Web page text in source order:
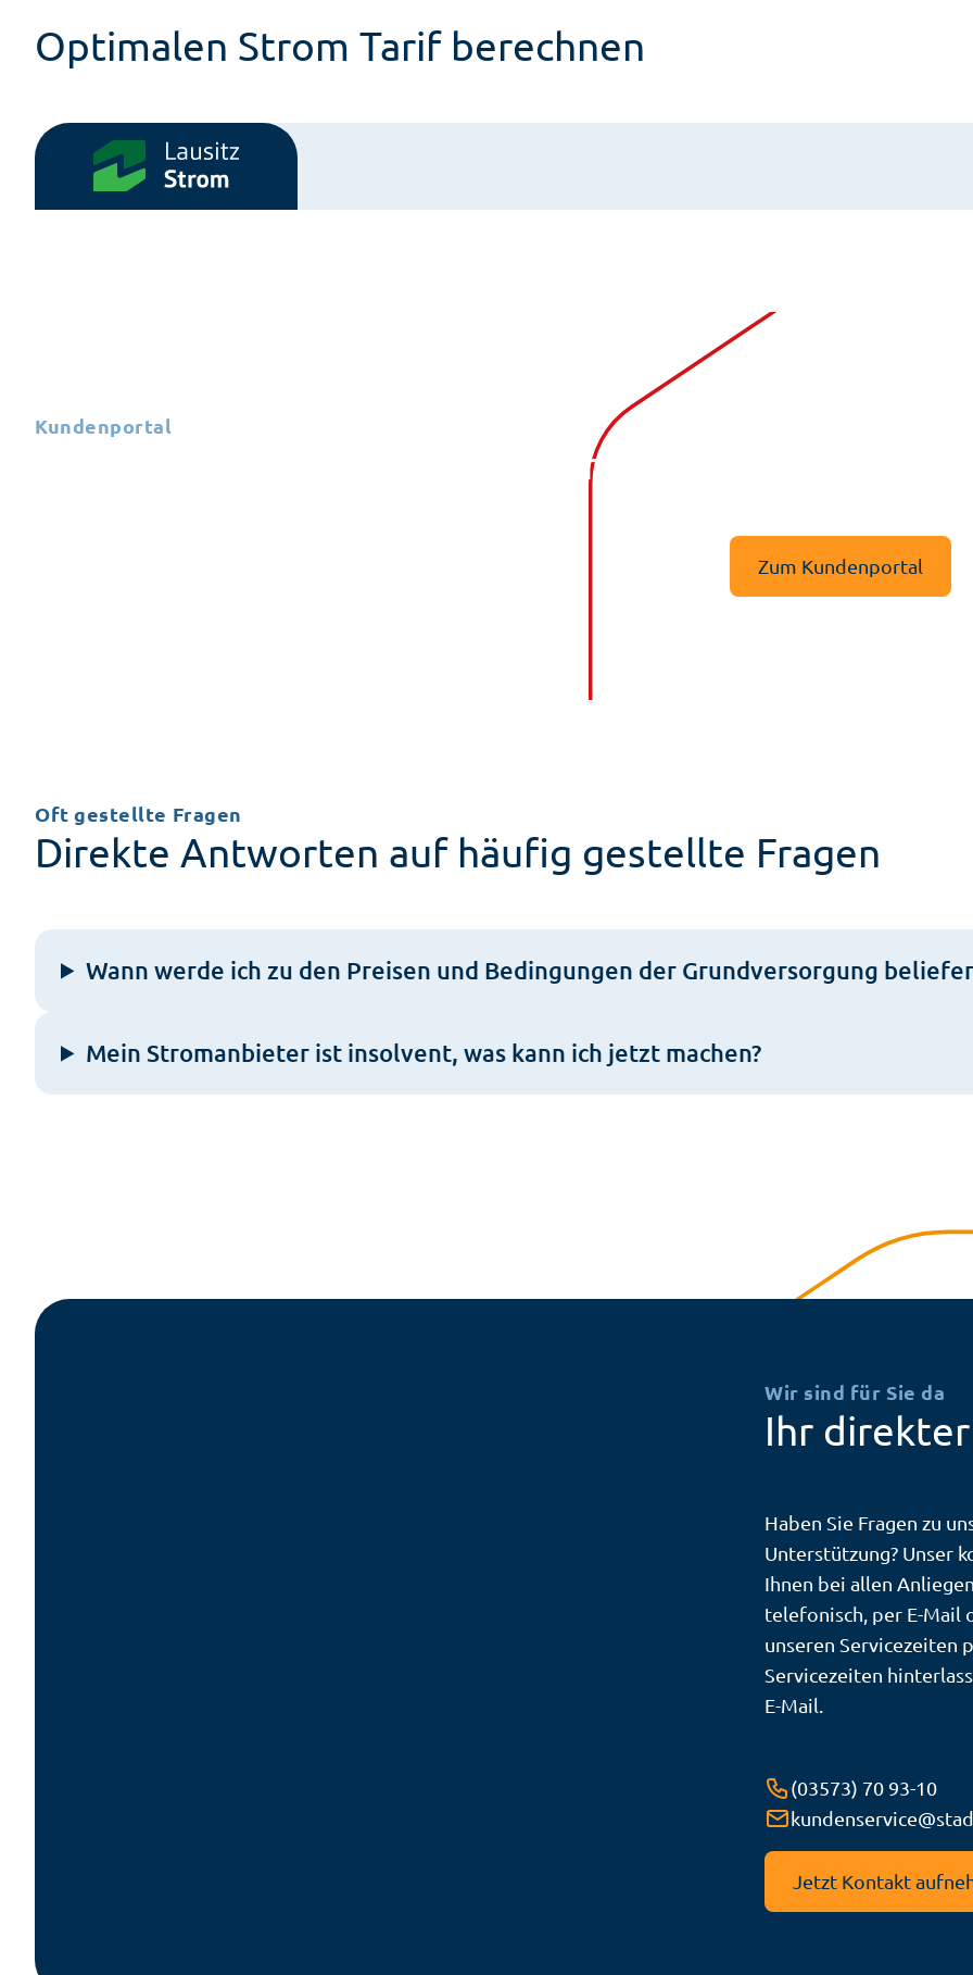
Optimalen Strom Tarif berechnen
Ihr persönlicher Kundenbereich
Kundenportal
Zum Kundenportal
Direkte Antworten auf häufig gestellte Fragen
Oft gestellte Fragen
Wann werde ich zu den Preisen und Bedingungen der Grundversorgung
Mein Stromanbieter ist insolvent, was kann ich jetzt machen?
Ihr
Wir sind für Sie da
Haben Sie Fragen zu
Unterstützung? Unser
Ihnen bei allen
telefonisch, per E-Mail
unseren Servicezeiten
Servicezeiten
E-Mail.
T
e
l
f
(03573) 70 93-10
E
-
a
Jetzt Kontakt